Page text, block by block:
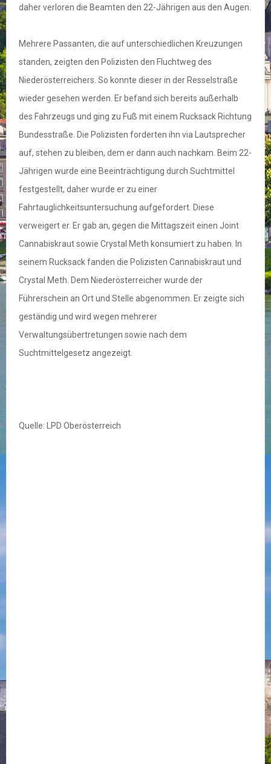
daher verloren die Beamten den 22-Jährigen aus den Augen.
Mehrere Passanten, die auf unterschiedlichen Kreuzungen
standen, zeigten den Polizisten den Fluchtweg des
Niederösterreichers. So konnte dieser in der Resselstraße
wieder gesehen werden. Er befand sich bereits außerhalb
des Fahrzeugs und ging zu Fuß mit einem Rucksack Richtung
Bundesstraße. Die Polizisten forderten ihn via Lautsprecher
auf, stehen zu bleiben, dem er dann auch nachkam. Beim 22-
Jährigen wurde eine Beeinträchtigung durch Suchtmittel
festgestellt, daher wurde er zu einer
Fahrtauglichkeitsuntersuchung aufgefordert. Diese
verweigert er. Er gab an, gegen die Mittagszeit einen Joint
Cannabiskraut sowie Crystal Meth konsumiert zu haben. In
seinem Rucksack fanden die Polizisten Cannabiskraut und
Crystal Meth. Dem Niederösterreicher wurde der
Führerschein an Ort und Stelle abgenommen. Er zeigte sich
geständig und wird wegen mehrerer
Verwaltungsübertretungen sowie nach dem
Suchtmittelgesetz angezeigt.
Quelle: LPD Oberösterreich